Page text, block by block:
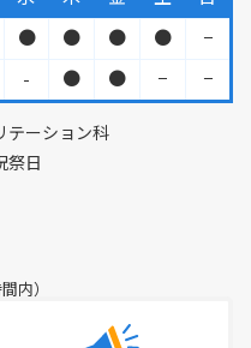
● ● ● ●
−
- ● ● − −
テーション科
祭日
内）